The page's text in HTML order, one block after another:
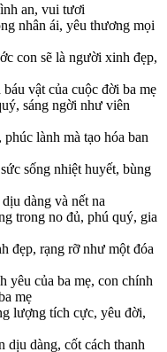
an, vui tươi
nhân ái, yêu thương mọi
con sẽ là người xinh đẹp,
vật của cuộc đời ba mẹ
sáng ngời như viên
lành mà tạo hóa ban
sống nhiệt huyết, bùng
dàng và nết na
trong no đủ, phú quý, gia
đẹp, rạng rỡ như một đóa
yêu của ba mẹ, con chính
mẹ
lượng tích cực, yêu đời,
dịu dàng, cốt cách thanh